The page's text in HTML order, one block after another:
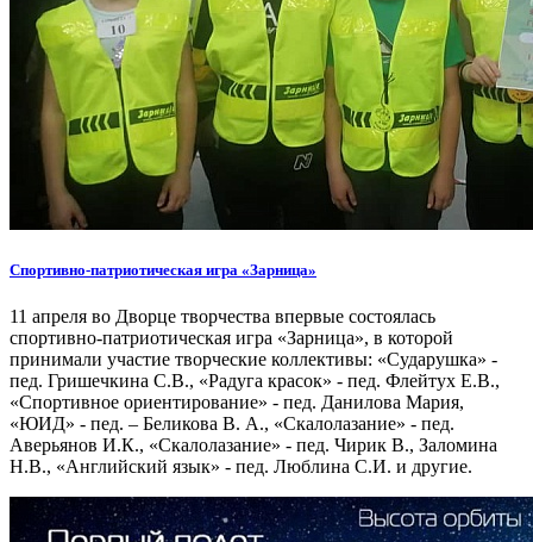
Спортивно-патриотическая игра «Зарница»
11 апреля во Дворце творчества впервые состоялась
спортивно-патриотическая игра «Зарница», в которой
принимали участие творческие коллективы: «Сударушка» -
пед. Гришечкина С.В., «Радуга красок» - пед. Флейтух Е.В.,
«Спортивное ориентирование» - пед. Данилова Мария,
«ЮИД» - пед. – Беликова В. А., «Скалолазание» - пед.
Аверьянов И.К., «Скалолазание» - пед. Чирик В., Заломина
Н.В., «Английский язык» - пед. Люблина С.И. и другие.